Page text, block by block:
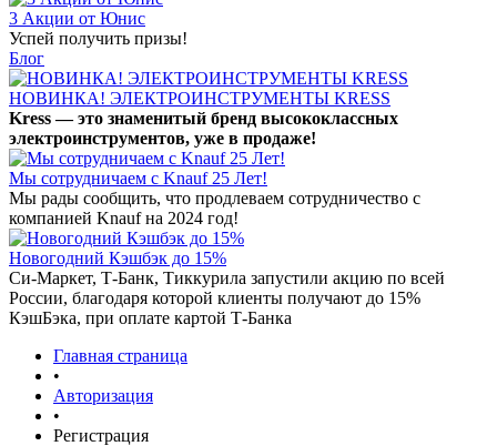
3 Акции от Юнис
Успей получить призы!
Блог
НОВИНКА! ЭЛЕКТРОИНСТРУМЕНТЫ KRESS
Kress — это знаменитый бренд высококлассных
электроинструментов, уже в продаже!
Мы сотрудничаем с Knauf 25 Лет!
Мы рады сообщить, что продлеваем сотрудничество с
компанией Knauf на 2024 год!
Новогодний Кэшбэк до 15%
Си-Маркет, Т-Банк, Тиккурила запустили акцию по всей
России, благодаря которой клиенты получают до 15%
КэшБэка, при оплате картой Т-Банка
Главная страница
•
Авторизация
•
Регистрация